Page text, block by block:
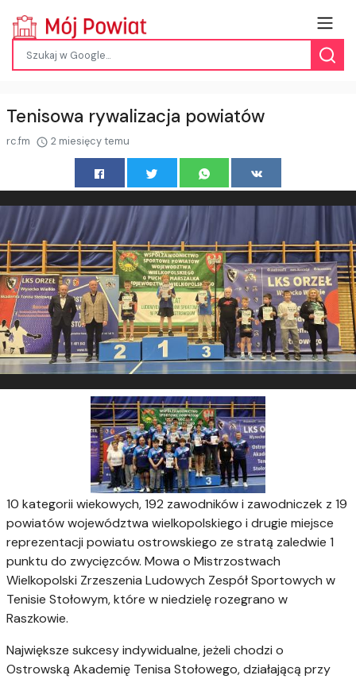
Tenisowa rywalizacja powiatów
rc.fm 2 miesięcy temu
10 kategorii wiekowych, 192 zawodników i zawodniczek z 19
powiatów województwa wielkopolskiego i drugie miejsce
reprezentacji powiatu ostrowskiego ze stratą zaledwie 1
punktu do zwycięzców. Mowa o Mistrzostwach
Wielkopolski Zrzeszenia Ludowych Zespół Sportowych w
Tenisie Stołowym, które w niedzielę rozegrano w
Raszkowie.
Największe sukcesy indywidualne, jeżeli chodzi o
Ostrowską Akademię Tenisa Stołowego, działającą przy